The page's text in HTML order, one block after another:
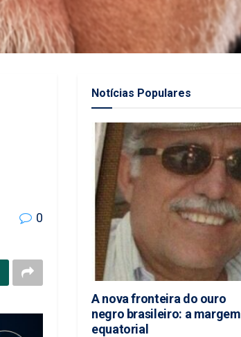
0
Notícias Populares
A nova fronteira do ouro
negro brasileiro: a margem
equatorial